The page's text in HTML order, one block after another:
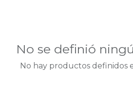
No se definió
No hay productos definidos